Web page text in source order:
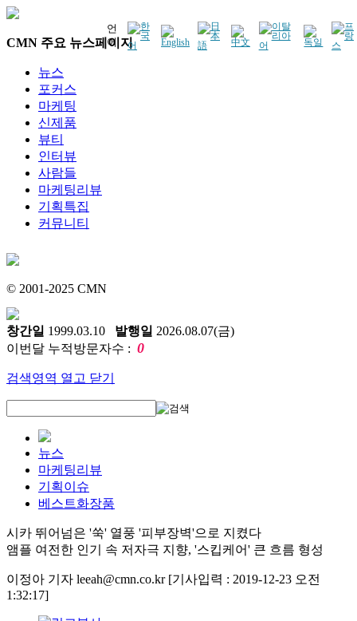
언
어
CMN 주요 뉴스페이지
뉴스
포커스
마케팅
신제품
뷰티
인터뷰
사람들
마케팅리뷰
기획특집
커뮤니티
© 2001-2025 CMN
창간일 1999.03.10 발행일 2026.08.07(금)
이번달 누적방문자수 : 0
검색영역 열고 닫기
뉴스
마케팅리뷰
기획이슈
베스트화장품
시카 뛰어넘은 '쑥' 열풍 '피부장벽'으로 지켰다
앰플 여전한 인기 속 저자극 지향, '스킵케어' 큰 흐름 형성
이정아 기자 leeah@cmn.co.kr [기사입력 : 2019-12-23 오전
1:32:17]